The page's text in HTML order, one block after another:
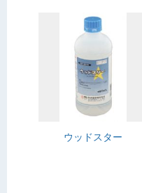
ウッドスター